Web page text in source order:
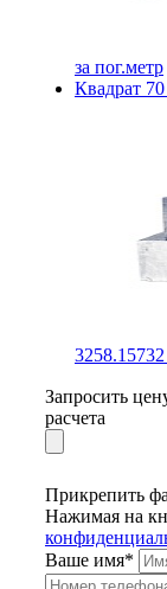
за пог.метр
Квадрат
Запросить
расчета
Прикрепить
Нажимая на
Ваше имя*